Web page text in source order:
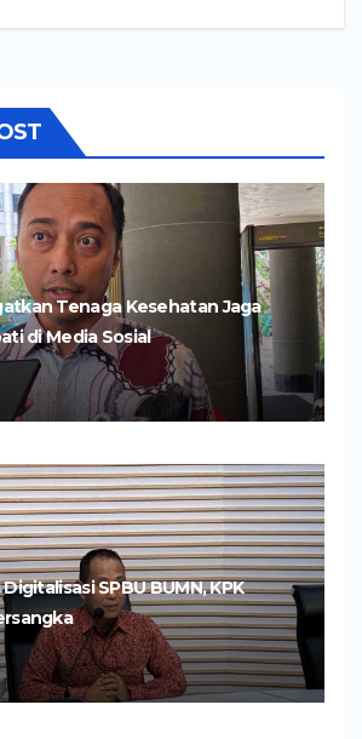
Tenaga Kesehatan Jaga
di Media Sosial
SPBU BUMN, KPK